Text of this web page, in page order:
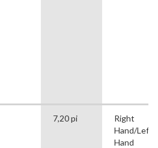
7,20 pi
Right
Hand/Left
Hand